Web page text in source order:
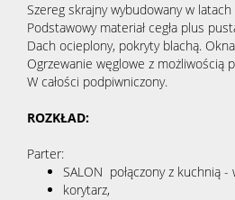
Szereg skrajny wybudowany w
Podstawowy materiał cegła plus
Dach ocieplony, pokryty blachą.
Ogrzewanie węglowe z możliwością
W całości podpiwniczony.
ROZKŁAD:
Parter:
SALON połączony z kuchnią -
korytarz,